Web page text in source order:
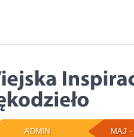
MAJ -
ADMIN